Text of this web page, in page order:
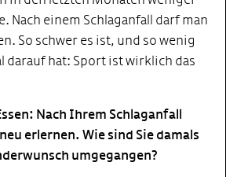
Nach einem Schlaganfall darf man
So schwer es ist, und so wenig
darauf hat: Sport ist wirklich das
Nach Ihrem Schlaganfall
erlernen. Wie sind Sie damals
umgegangen?